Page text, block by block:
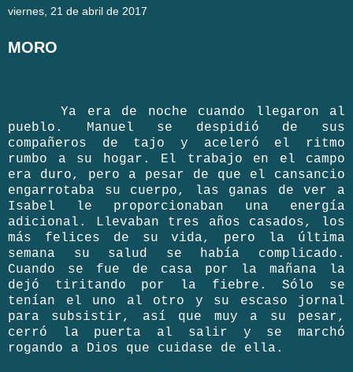
viernes, 21 de abril de 2017
MORO
Ya era de noche cuando llegaron al
pueblo. Manuel se despidió de sus
compañeros de tajo y aceleró el ritmo
rumbo a su hogar. El trabajo en el campo
era duro, pero a pesar de que el cansancio
engarrotaba su cuerpo, las ganas de ver a
Isabel le proporcionaban una energía
adicional. Llevaban tres años casados, los
más felices de su vida, pero la última
semana su salud se había complicado.
Cuando se fue de casa por la mañana la
dejó tiritando por la fiebre. Sólo se
tenían el uno al otro y su escaso jornal
para subsistir, así que muy a su pesar,
cerró la puerta al salir y se marchó
rogando a Dios que cuidase de ella.